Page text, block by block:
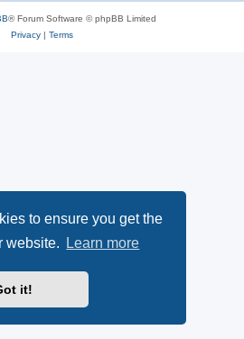
to ensure you get the
website.
Learn more
it!
® Forum Software © phpBB Limited
Privacy| Terms